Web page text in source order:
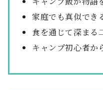
家庭でも真似でき
食を通じて深まる
キャンプ初心者か